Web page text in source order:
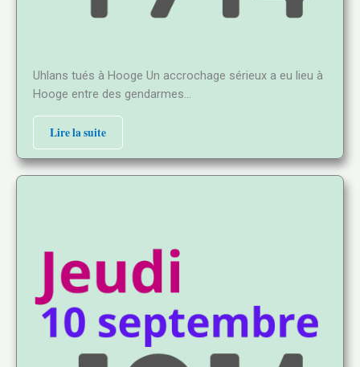
Uhlans tués à Hooge Un accrochage sérieux a eu lieu à
Hooge entre des gendarmes…
Lire la suite